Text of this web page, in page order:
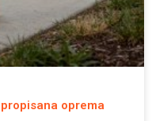
oprema